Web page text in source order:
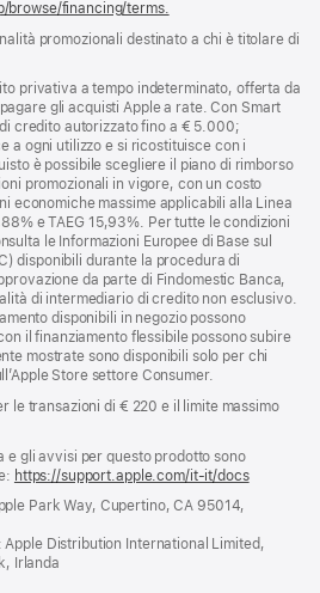
browse/financing/terms.
promozionali destinato a chi è titolare di
privativa a tempo indeterminato, offerta da
gli acquisti Apple a rate. Con Smart
credito autorizzato fino a € 5.000;
a ogni utilizzo e si ricostituisce con i
è possibile scegliere il piano di rimborso
promozionali in vigore, con un costo
economiche massime applicabili alla Linea
e TAEG 15,93%. Per tutte le condizioni
le Informazioni Europee di Base sul
disponibili durante la procedura di
da parte di Findomestic Banca,
di intermediario di credito non esclusivo.
disponibili in negozio possono
il finanziamento flessibile possono subire
mostrate sono disponibili solo per chi
Store settore Consumer.
le transazioni di € 220 e il limite massimo
e gli avvisi per questo prodotto sono
https://support.apple.com/it-it/docs(si
finestra)
Park Way, Cupertino, CA 95014,
Apple Distribution International Limited,
Irlanda